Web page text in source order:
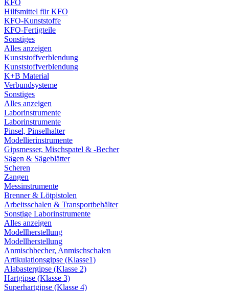
KFO
Hilfsmittel für KFO
KFO-Kunststoffe
KFO-Fertigteile
Sonstiges
Alles anzeigen
Kunststoffverblendung
Kunststoffverblendung
K+B Material
Verbundsysteme
Sonstiges
Alles anzeigen
Laborinstrumente
Laborinstrumente
Pinsel, Pinselhalter
Modellierinstrumente
Gipsmesser, Mischspatel & -Becher
Sägen & Sägeblätter
Scheren
Zangen
Messinstrumente
Brenner & Lötpistolen
Arbeitsschalen & Transportbehälter
Sonstige Laborinstrumente
Alles anzeigen
Modellherstellung
Modellherstellung
Anmischbecher, Anmischschalen
Artikulationsgipse (Klasse1)
Alabastergipse (Klasse 2)
Hartgipse (Klasse 3)
Superhartgipse (Klasse 4)